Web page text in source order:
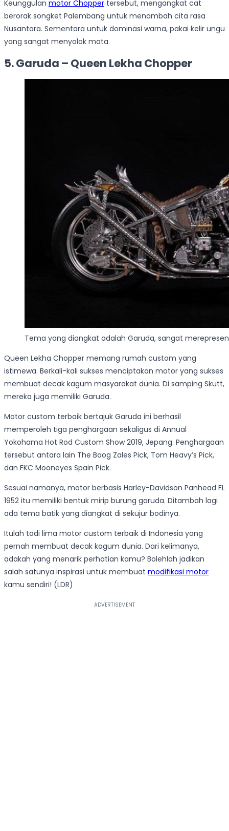
Keunggulan motor Chopper tersebut, mengangkat cat
berorak songket Palembang untuk menambah cita rasa
Nusantara. Sementara untuk dominasi warna, pakai kelir ungu
yang sangat menyolok mata.
5. Garuda – Queen Lekha Chopper
Tema yang diangkat adalah Garuda, sangat
Queen Lekha Chopper memang rumah custom yang
istimewa. Berkali-kali sukses menciptakan motor yang sukses
membuat decak kagum masyarakat dunia. Di samping Skutt,
mereka juga memiliki Garuda.
Motor custom terbaik bertajuk Garuda ini berhasil
memperoleh tiga penghargaan sekaligus di Annual
Yokohama Hot Rod Custom Show 2019, Jepang. Penghargaan
tersebut antara lain The Boog Zales Pick, Tom Heavy’s Pick,
dan FKC Mooneyes Spain Pick.
Sesuai namanya, motor berbasis Harley-Davidson Panhead FL
1952 itu memiliki bentuk mirip burung garuda. Ditambah lagi
ada tema batik yang diangkat di sekujur bodinya.
Itulah tadi lima motor custom terbaik di Indonesia yang
pernah membuat decak kagum dunia. Dari kelimanya,
adakah yang menarik perhatian kamu? Bolehlah jadikan
salah satunya inspirasi untuk membuat modifikasi motor
kamu sendiri! (LDR)